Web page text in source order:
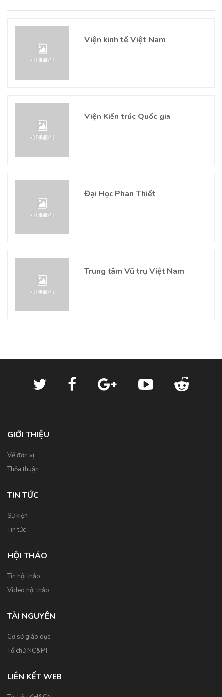
Viện kinh tế Việt Nam
Viện Kiến trúc Quốc gia
Đại Học Phan Thiết
Trung tâm Vũ trụ Việt Nam
GIỚI THIỆU
Về đơn vị
Thỏa thuận
TIN TỨC
Sự kiện
Tin tức
HỘI THẢO
Tin hội thảo
Video hội thảo
TÀI NGUYÊN
Cơ sở giáo dục
Tổ chứ NC&PT
LIÊN KẾT WEB